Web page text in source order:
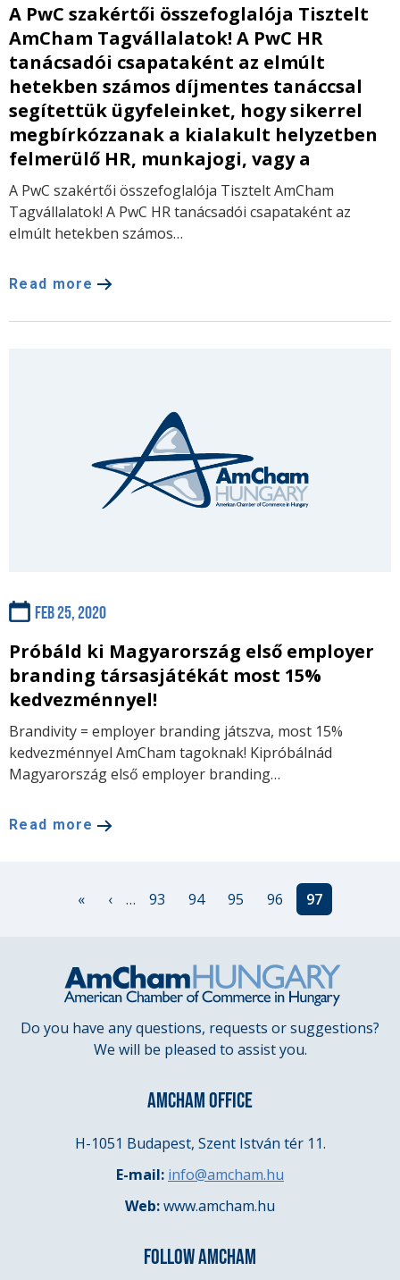
A PwC szakértői összefoglalója Tisztelt
AmCham Tagvállalatok! A PwC HR
tanácsadói csapataként az elmúlt
hetekben számos díjmentes tanáccsal
segítettük ügyfeleinket, hogy sikerrel
megbírkózzanak a kialakult helyzetben
felmerülő HR, munkajogi, vagy a
A PwC szakértői összefoglalója Tisztelt AmCham
Tagvállalatok! A PwC HR tanácsadói csapataként az
elmúlt hetekben számos…
Read more
Feb 25, 2020
Próbáld ki Magyarország első employer
branding társasjátékát most 15%
kedvezménnyel!
Brandivity = employer branding játszva, most 15%
kedvezménnyel AmCham tagoknak! Kipróbálnád
Magyarország első employer branding…
Read more
PaginationFirst
«
Previous
‹ … Page
93 Page
94 Page
95 Page
96
Current
page
97
Do you have any questions, requests or suggestions?
We will be pleased to assist you.
AMCHAM OFFICE
H-1051 Budapest, Szent István tér 11.
E-mail: info@amcham.hu
Web:www.amcham.hu
FOLLOW AMCHAM